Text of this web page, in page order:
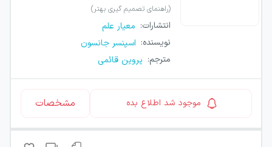
(راهنمای تصمیم گیری بهتر)
انتشارات: معیار علم
نویسنده: اسپنسر جانسون
مترجم: پروین قائمی
موجود شد اطلاع بده مشخصات